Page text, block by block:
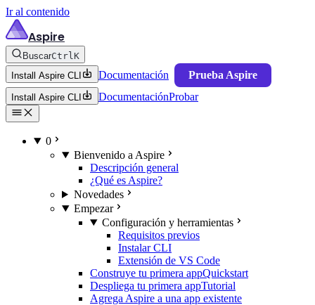
Ir al contenido
Aspire
BuscarCtrlK
Install Aspire CLI
Documentación Prueba Aspire
Install Aspire CLI DocumentaciónProbar
0
Bienvenido a Aspire
Descripción general
¿Qué es Aspire?
Novedades
Empezar
Configuración y herramientas
Requisitos previos
Instalar CLI
Extensión de VS Code
Construye tu primera appQuickstart
Despliega tu primera appTutorial
Agrega Aspire a una app existente